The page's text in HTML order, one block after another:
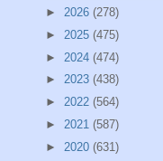
► 2026 (278)
► 2025 (475)
► 2024 (474)
► 2023 (438)
► 2022 (564)
► 2021 (587)
► 2020 (631)